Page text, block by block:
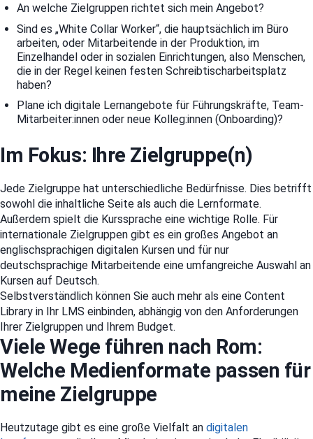
An welche Zielgruppen richtet sich mein Angebot?
Sind es „White Collar Worker“, die hauptsächlich im Büro
arbeiten, oder Mitarbeitende in der Produktion, im
Einzelhandel oder in sozialen Einrichtungen, also Menschen,
die in der Regel keinen festen Schreibtischarbeitsplatz
haben?
Plane ich digitale Lernangebote für Führungskräfte, Team-
Mitarbeiter:innen oder neue Kolleg:innen (Onboarding)?
Im Fokus: Ihre Zielgruppe(n)
Jede Zielgruppe hat unterschiedliche Bedürfnisse. Dies betrifft
sowohl die inhaltliche Seite als auch die Lernformate.
Außerdem spielt die Kurssprache eine wichtige Rolle. Für
internationale Zielgruppen gibt es ein großes Angebot an
englischsprachigen digitalen Kursen und für nur
deutschsprachige Mitarbeitende eine umfangreiche Auswahl an
Kursen auf Deutsch.
Selbstverständlich können Sie auch mehr als eine Content
Library in Ihr LMS einbinden, abhängig von den Anforderungen
Ihrer Zielgruppen und Ihrem Budget.
Viele Wege führen nach Rom:
Welche Medienformate passen für
meine Zielgruppe
Heutzutage gibt es eine große Vielfalt an digitalen